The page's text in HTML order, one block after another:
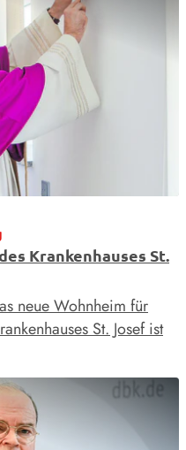
Krankenhauses St.
neue Wohnheim für
St. Josef ist